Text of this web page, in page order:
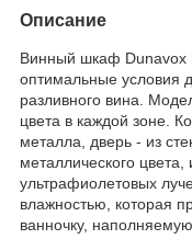
Описание
Винный шкаф Dunavox
оптимальные условия
разливного вина.
цвета в каждой зоне.
металла, дверь - из
металлического
ультрафиолетовых
влажностью, которая
ванночку,